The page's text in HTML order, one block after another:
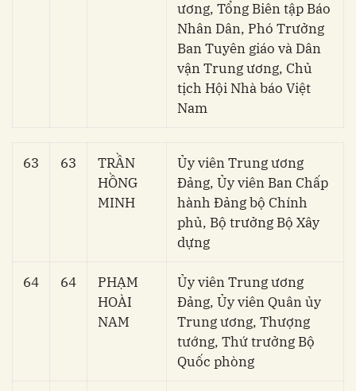
ương, Tổng Biên tập Báo
Nhân Dân, Phó Trưởng
Ban Tuyên giáo và Dân
vận Trung ương, Chủ
tịch Hội Nhà báo Việt
Nam
63 63
TRẦN
HỒNG
MINH
Ủy viên Trung ương
Đảng, Ủy viên Ban Chấp
hành Đảng bộ Chính
phủ, Bộ trưởng Bộ Xây
dựng
64 64
PHẠM
HOÀI
NAM
Ủy viên Trung ương
Đảng, Ủy viên Quân ủy
Trung ương, Thượng
tướng, Thứ trưởng Bộ
Quốc phòng